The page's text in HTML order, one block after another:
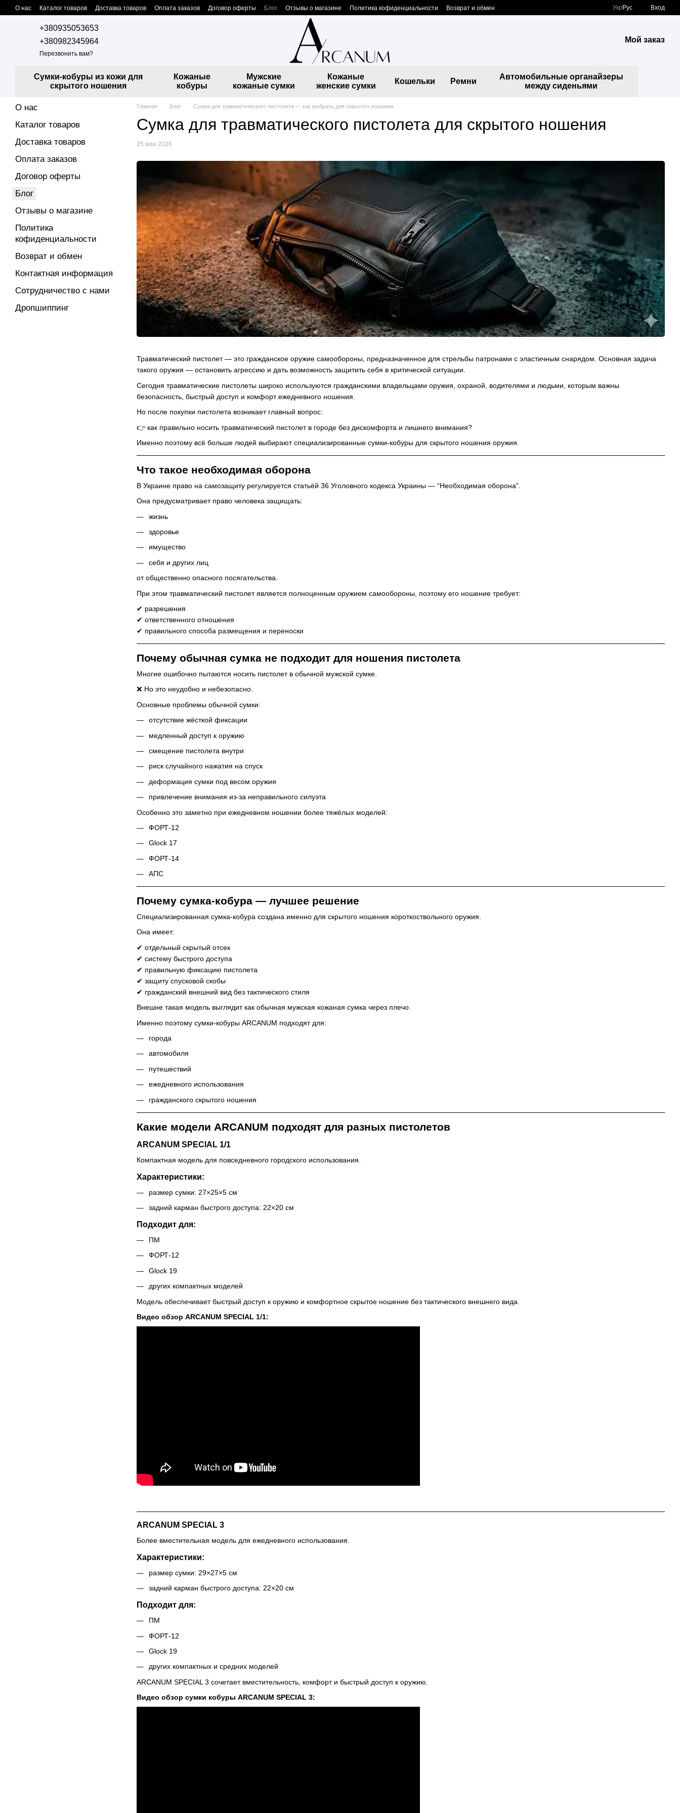
Перейти к основному контенту
О нас Каталог товаров Доставка товаров Оплата заказов Договор оферты Блог Отзывы о магазине Политика кофиденциальности
Возврат и обмен
Укр Рус Вход
+380935053653
+380982345964
Перезвонить вам?
Мой заказ
Сумки-кобуры из кожи для
скрытого ношения
Кожаные
кобуры
Мужские
кожаные сумки
Кожаные
женские сумки
Кошельки Ремни
Автомобильные органайзеры
между сиденьями
Главная Блог Сумка для травматического пистолета — как выбрать для скрытого ношения
Сумка для травматического пистолета для скрытого ношения
25 мая 2026
Травматический пистолет — это гражданское оружие самообороны, предназначенное для стрельбы патронами с эластичным снарядом. Основная задача
такого оружия — остановить агрессию и дать возможность защитить себя в критической ситуации.
Сегодня травматические пистолеты широко используются гражданскими владельцами оружия, охраной, водителями и людьми, которым важны
безопасность, быстрый доступ и комфорт ежедневного ношения.
Но после покупки пистолета возникает главный вопрос:
👉 как правильно носить травматический пистолет в городе без дискомфорта и лишнего внимания?
Именно поэтому всё больше людей выбирают специализированные сумки-кобуры для скрытого ношения оружия.
Что такое необходимая оборона
В Украине право на самозащиту регулируется статьёй 36 Уголовного кодекса Украины — “Необходимая оборона”.
Она предусматривает право человека защищать:
жизнь
здоровье
имущество
себя и других лиц
от общественно опасного посягательства.
При этом травматический пистолет является полноценным оружием самообороны, поэтому его ношение требует:
✔ разрешения
✔ ответственного отношения
✔ правильного способа размещения и переноски
Почему обычная сумка не подходит для ношения пистолета
Многие ошибочно пытаются носить пистолет в обычной мужской сумке.
❌ Но это неудобно и небезопасно.
Основные проблемы обычной сумки:
отсутствие жёсткой фиксации
медленный доступ к оружию
смещение пистолета внутри
риск случайного нажатия на спуск
деформация сумки под весом оружия
привлечение внимания из-за неправильного силуэта
Особенно это заметно при ежедневном ношении более тяжёлых моделей:
ФОРТ-12
Glock 17
ФОРТ-14
АПС
Почему сумка-кобура — лучшее решение
Специализированная сумка-кобура создана именно для скрытого ношения короткоствольного оружия.
Она имеет:
✔ отдельный скрытый отсек
✔ систему быстрого доступа
✔ правильную фиксацию пистолета
✔ защиту спусковой скобы
✔ гражданский внешний вид без тактического стиля
Внешне такая модель выглядит как обычная мужская кожаная сумка через плечо.
Именно поэтому сумки-кобуры ARCANUM подходят для:
города
автомобиля
путешествий
ежедневного использования
гражданского скрытого ношения
Какие модели ARCANUM подходят для разных пистолетов
ARCANUM SPECIAL 1/1
Компактная модель для повседневного городского использования.
Характеристики:
размер сумки: 27×25×5 см
задний карман быстрого доступа: 22×20 см
Подходит для:
ПМ
ФОРТ-12
Glock 19
других компактных моделей
Модель обеспечивает быстрый доступ к оружию и комфортное скрытое ношение без тактического внешнего вида.
Видео обзор ARCANUM SPECIAL 1/1:
ARCANUM SPECIAL 3
Более вместительная модель для ежедневного использования.
Характеристики:
размер сумки: 29×27×5 см
задний карман быстрого доступа: 22×20 см
Подходит для:
ПМ
ФОРТ-12
Glock 19
других компактных и средних моделей
ARCANUM SPECIAL 3 сочетает вместительность, комфорт и быстрый доступ к оружию.
Видео обзор сумки кобуры ARCANUM SPECIAL 3:
О нас
Каталог товаров
Доставка товаров
Оплата заказов
Договор оферты
Блог
Отзывы о магазине
Политика
кофиденциальности
Возврат и обмен
Контактная информация
Сотрудничество с нами
Дропшиппинг